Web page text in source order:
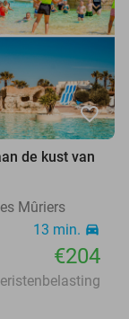
favorite_border
de kust van
Mûriers
13 min. directions_car
€204